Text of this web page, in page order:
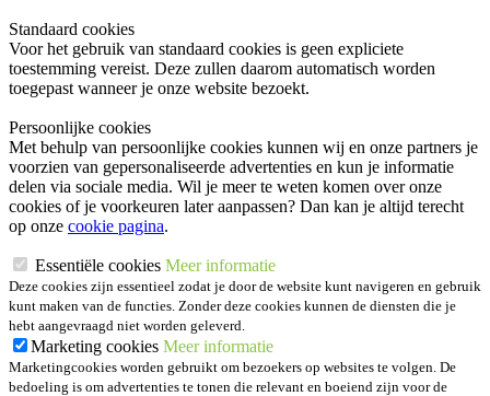
Standaard cookies
Voor het gebruik van standaard cookies is geen expliciete
toestemming vereist. Deze zullen daarom automatisch worden
toegepast wanneer je onze website bezoekt.
Persoonlijke cookies
Met behulp van persoonlijke cookies kunnen wij en onze partners je
voorzien van gepersonaliseerde advertenties en kun je informatie
delen via sociale media. Wil je meer te weten komen over onze
cookies of je voorkeuren later aanpassen? Dan kan je altijd terecht
op onze cookie pagina.
Essentiële cookies Meer informatie
Deze cookies zijn essentieel zodat je door de website kunt navigeren en gebruik
kunt maken van de functies. Zonder deze cookies kunnen de diensten die je
hebt aangevraagd niet worden geleverd.
Marketing cookies Meer informatie
Marketingcookies worden gebruikt om bezoekers op websites te volgen. De
bedoeling is om advertenties te tonen die relevant en boeiend zijn voor de